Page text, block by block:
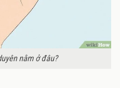
nằm ở đâu?